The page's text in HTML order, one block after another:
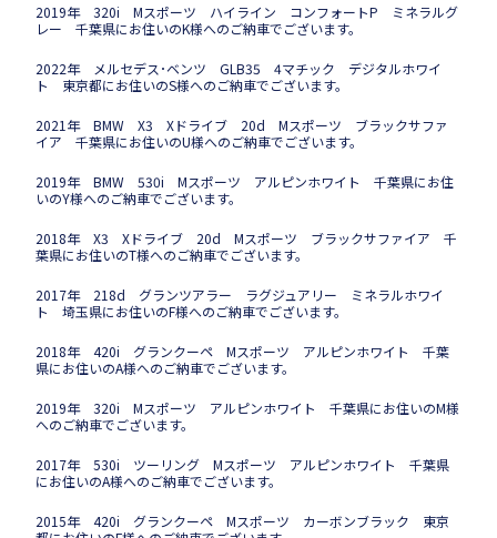
2019年 320i Mスポーツ ハイライン コンフォートP ミネラルグ
レー 千葉県にお住いのK様へのご納車でございます。
2022年 メルセデス･ベンツ GLB35 4マチック デジタルホワイ
ト 東京都にお住いのS様へのご納車でございます。
2021年 BMW X3 Xドライブ 20d Mスポーツ ブラックサファ
イア 千葉県にお住いのU様へのご納車でございます。
2019年 BMW 530i Mスポーツ アルピンホワイト 千葉県にお住
いのY様へのご納車でございます。
2018年 X3 Xドライブ 20d Mスポーツ ブラックサファイア 千
葉県にお住いのT様へのご納車でございます。
2017年 218d グランツアラー ラグジュアリー ミネラルホワイ
ト 埼玉県にお住いのF様へのご納車でございます。
2018年 420i グランクーペ Mスポーツ アルピンホワイト 千葉
県にお住いのA様へのご納車でございます。
2019年 320i Mスポーツ アルピンホワイト 千葉県にお住いのM様
へのご納車でございます。
2017年 530i ツーリング Mスポーツ アルピンホワイト 千葉県
にお住いのA様へのご納車でございます。
2015年 420i グランクーペ Mスポーツ カーボンブラック 東京